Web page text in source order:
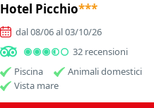
Hotel Picchio***
dal 08/06 al 03/10/26
32 recensioni
Piscina
Animali domestici
Vista mare